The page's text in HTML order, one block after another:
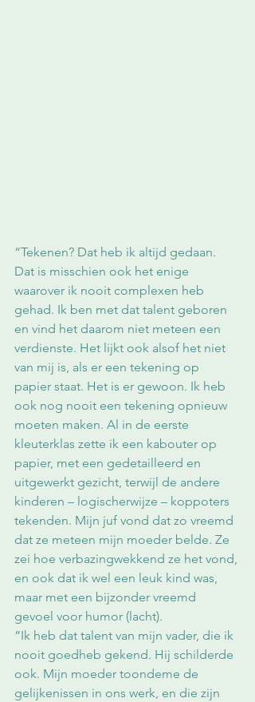
“Tekenen? Dat heb ik altijd gedaan.
Dat is misschien ook het enige
waarover ik nooit complexen heb
gehad. Ik ben met dat talent geboren
en vind het daarom niet meteen een
verdienste. Het lijkt ook alsof het niet
van mij is, als er een tekening op
papier staat. Het is er gewoon. Ik heb
ook nog nooit een tekening opnieuw
moeten maken. Al in de eerste
kleuterklas zette ik een kabouter op
papier, met een gedetailleerd en
uitgewerkt gezicht, terwijl de andere
kinderen – logischerwijze – koppoters
tekenden. Mijn juf vond dat zo vreemd
dat ze meteen mijn moeder belde. Ze
zei hoe verbazingwekkend ze het vond,
en ook dat ik wel een leuk kind was,
maar met een bijzonder vreemd
gevoel voor humor (lacht).
“Ik heb dat talent van mijn vader, die ik
nooit goedheb gekend. Hij schilderde
ook. Mijn moeder toondeme de
gelijkenissen in ons werk, en die zijn